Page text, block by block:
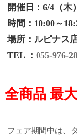
開催日： 6/4（木
時間：10:00～
場所：ルピナス
TEL ： 055-976-
全商品 最
フェア期間中は、